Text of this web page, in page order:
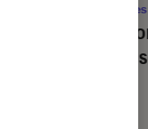
Séries